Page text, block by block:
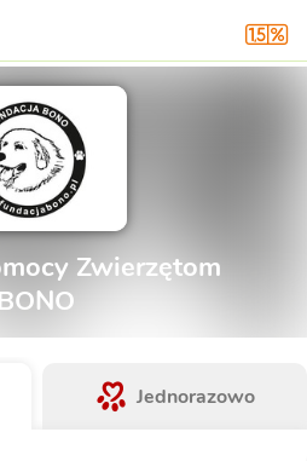
Zwierzętom
Jednorazowo